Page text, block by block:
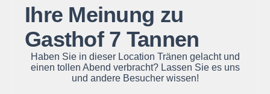
Ihre Meinung zu
Gasthof 7 Tannen
Haben Sie in dieser Location Tränen gelacht und
einen tollen Abend verbracht? Lassen Sie es uns
und andere Besucher wissen!